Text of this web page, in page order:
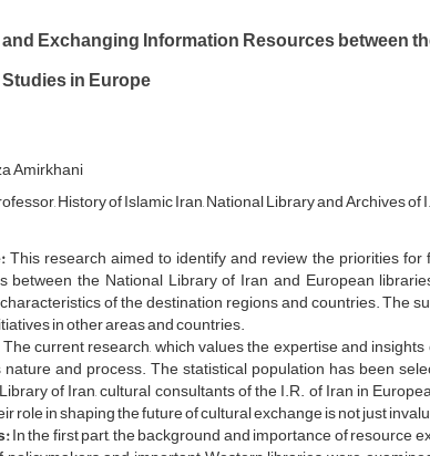
Exchanging Information Resources between
in Europe
Amirkhani
History of Islamic Iran, National Library and Archives of
This research aimed to identify and review the priorities
between the National Library of Iran and European
of the destination regions and countries. The
in other areas and countries.
The current research, which values the expertise and
nature and process. The statistical population has been
of Iran, cultural consultants of the I.R. of Iran in
role in shaping the future of cultural exchange is not just
In the first part, the background and importance of resource